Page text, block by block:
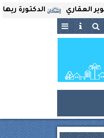
الدكتورة ريهام ثروت